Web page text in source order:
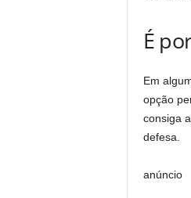
É
Em
opção
consiga
defesa.
anúncio